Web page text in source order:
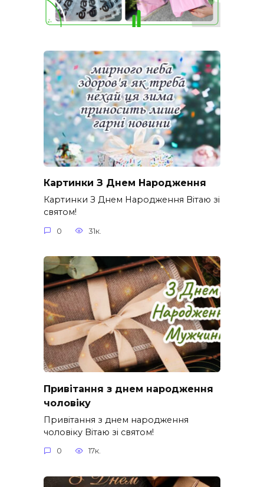
Картинки З Днем Народження
Картинки З Днем Народження Вітаю зі
святом!
0 31к.
Привітання з днем народження
чоловіку
Привітання з днем народження
чоловіку Вітаю зі святом!
0 17к.